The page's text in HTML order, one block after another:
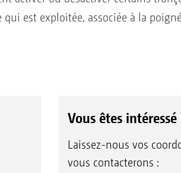
est exploitée, associée à la
Vous êtes intéressé
Laissez-nous vos
vous contacterons :